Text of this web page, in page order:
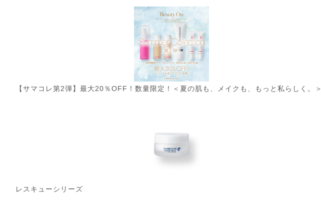
【サマコレ第2弾】最大20％OFF！数量限定！＜夏の肌も、メイクも、もっと私らしく。＞
レスキューシリーズ